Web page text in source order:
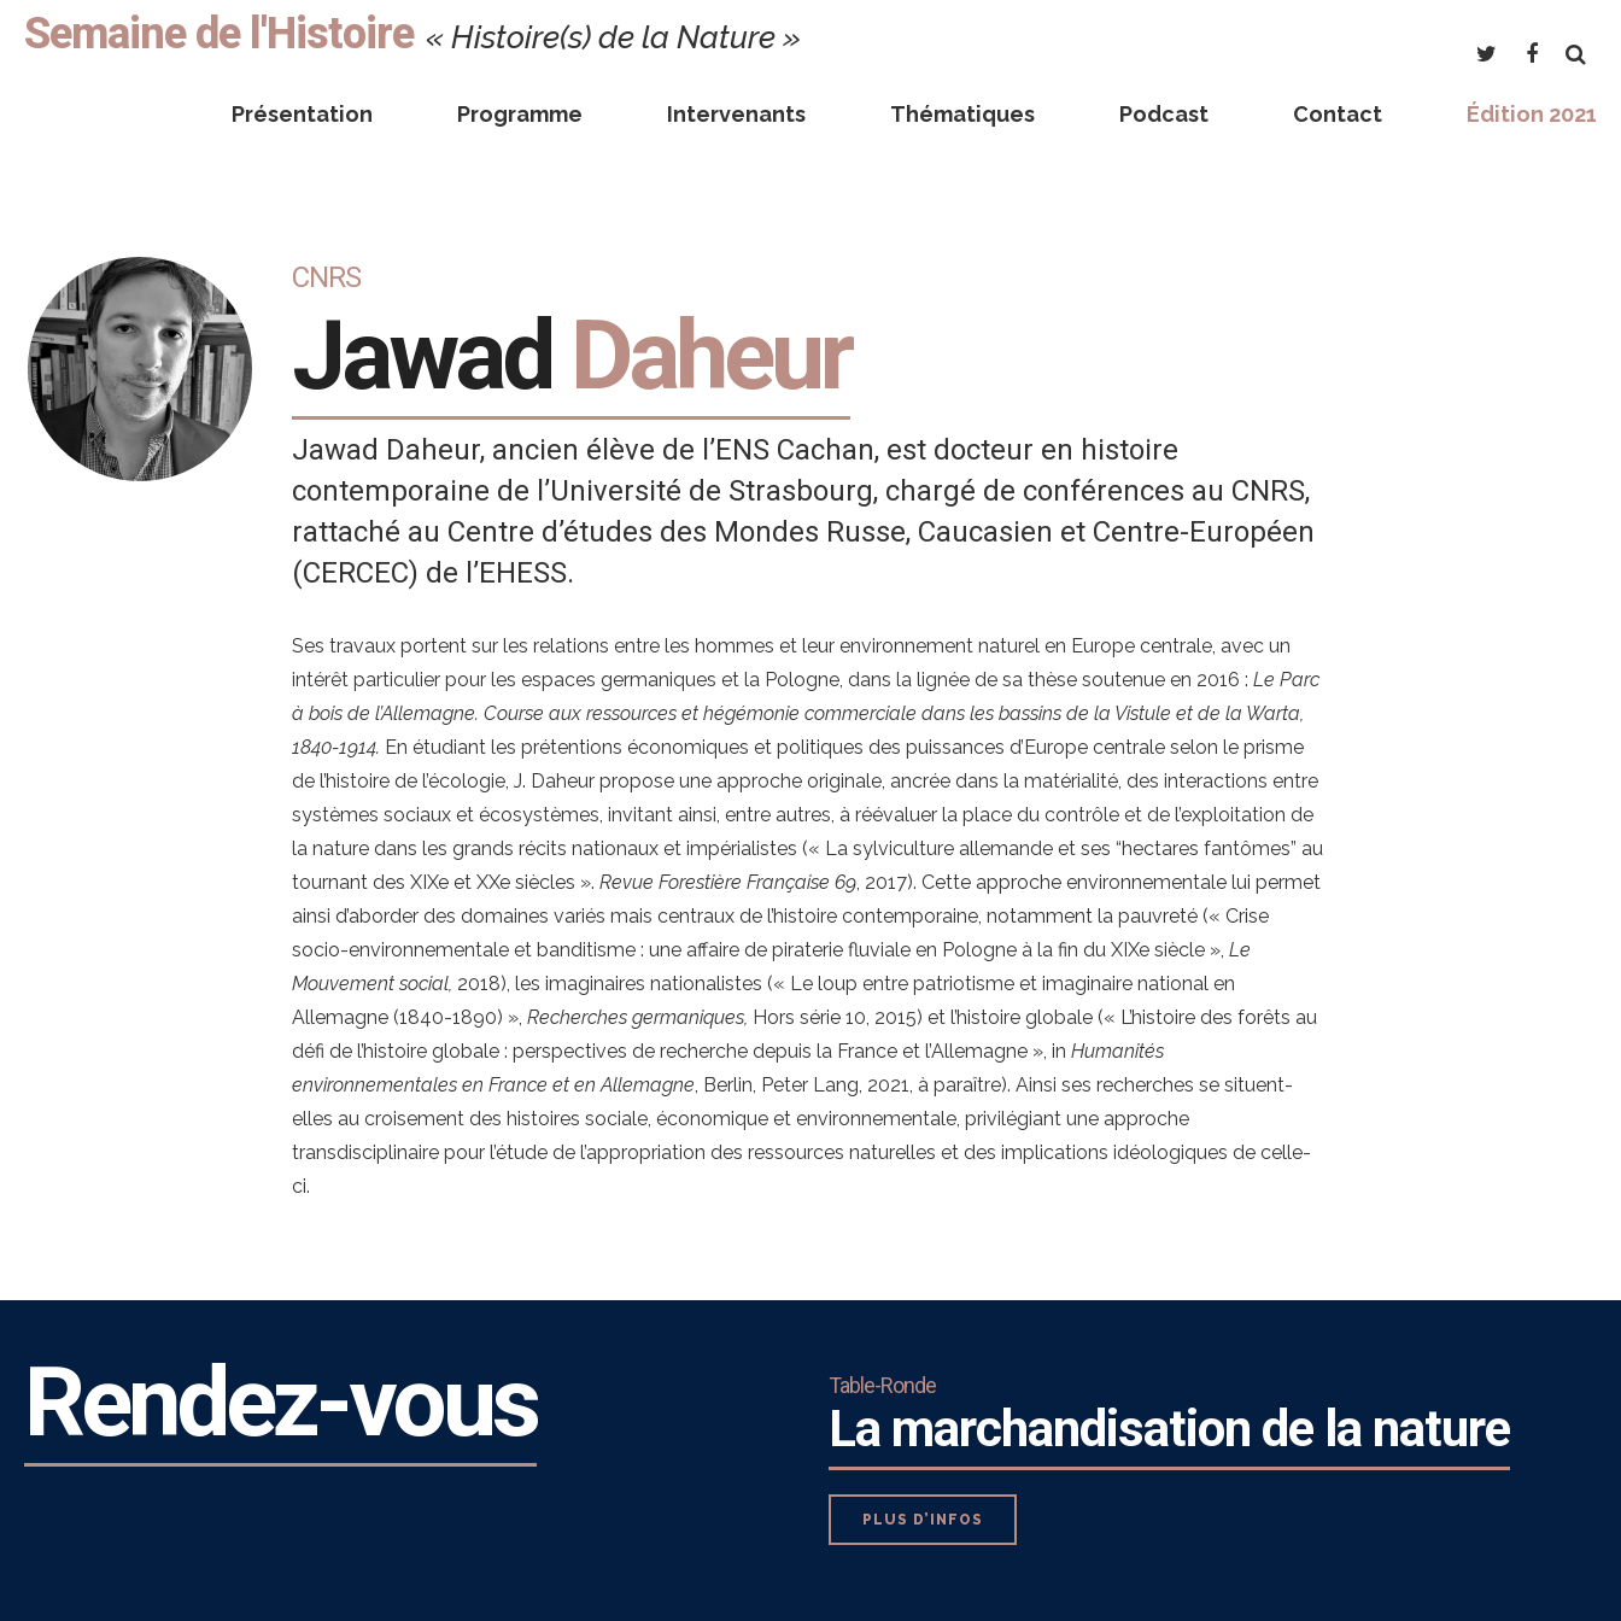
Semaine de l'Histoire « Histoire(s) de la Nature »
Présentation Programme Intervenants Thématiques Podcast Contact Édition 2021
CNRS
Jawad Daheur
Jawad Daheur, ancien élève de l’ENS Cachan, est docteur en histoire
contemporaine de l’Université de Strasbourg, chargé de conférences au CNRS,
rattaché au Centre d’études des Mondes Russe, Caucasien et Centre-Européen
(CERCEC) de l’EHESS.
Ses travaux portent sur les relations entre les hommes et leur environnement naturel en Europe centrale, avec un
intérêt particulier pour les espaces germaniques et la Pologne, dans la lignée de sa thèse soutenue en 2016 :Le Parc
à bois de l’Allemagne. Course aux ressources et hégémonie commerciale dans les bassins de la Vistule et de la Warta,
1840-1914. En étudiant les prétentions économiques et politiques des puissances d’Europe centrale selon le prisme
de l’histoire de l’écologie, J. Daheur propose une approche originale, ancrée dans la matérialité, des interactions entre
systèmes sociaux et écosystèmes, invitant ainsi, entre autres, à réévaluer la place du contrôle et de l’exploitation de
la nature dans les grands récits nationaux et impérialistes (« La sylviculture allemande et ses “hectares fantômes” au
tournant des XIXe et XXe siècles ».Revue Forestière Française 69, 2017). Cette approche environnementale lui permet
ainsi d’aborder des domaines variés mais centraux de l’histoire contemporaine, notamment la pauvreté (« Crise
socio-environnementale et banditisme : une affaire de piraterie fluviale en Pologne à la fin du XIXe siècle »,Le
Mouvement social, 2018), les imaginaires nationalistes (« Le loup entre patriotisme et imaginaire national en
Allemagne (1840-1890) »,Recherches germaniques, Hors série 10, 2015) et l’histoire globale (« L’histoire des forêts au
défi de l’histoire globale : perspectives de recherche depuis la France et l’Allemagne », inHumanités
environnementales en France et en Allemagne, Berlin, Peter Lang, 2021, à paraître). Ainsi ses recherches se situent-
elles au croisement des histoires sociale, économique et environnementale, privilégiant une approche
transdisciplinaire pour l’étude de l’appropriation des ressources naturelles et des implications idéologiques de celle-
ci.
Rendez-vous Table-Ronde
La marchandisation de la nature
PLUS D’INFOS